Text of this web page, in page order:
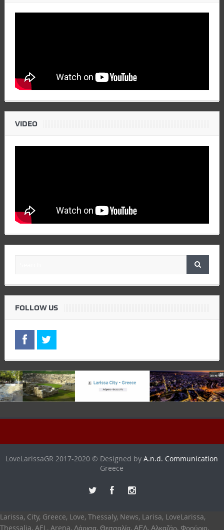
VIDEO
FOLLOW US
LoveLarissaGR 2017-2020 © Designed byA.n.d. Communication
Greece
Larissa, City, Greece, Love, Thessaly, News, Larisa, LoveLarissa,
Thessalia, AEL, Arena, Λάρισα, Θεσσαλία, ΑΕΛ, Αλκαζάρ, Φρούριο,